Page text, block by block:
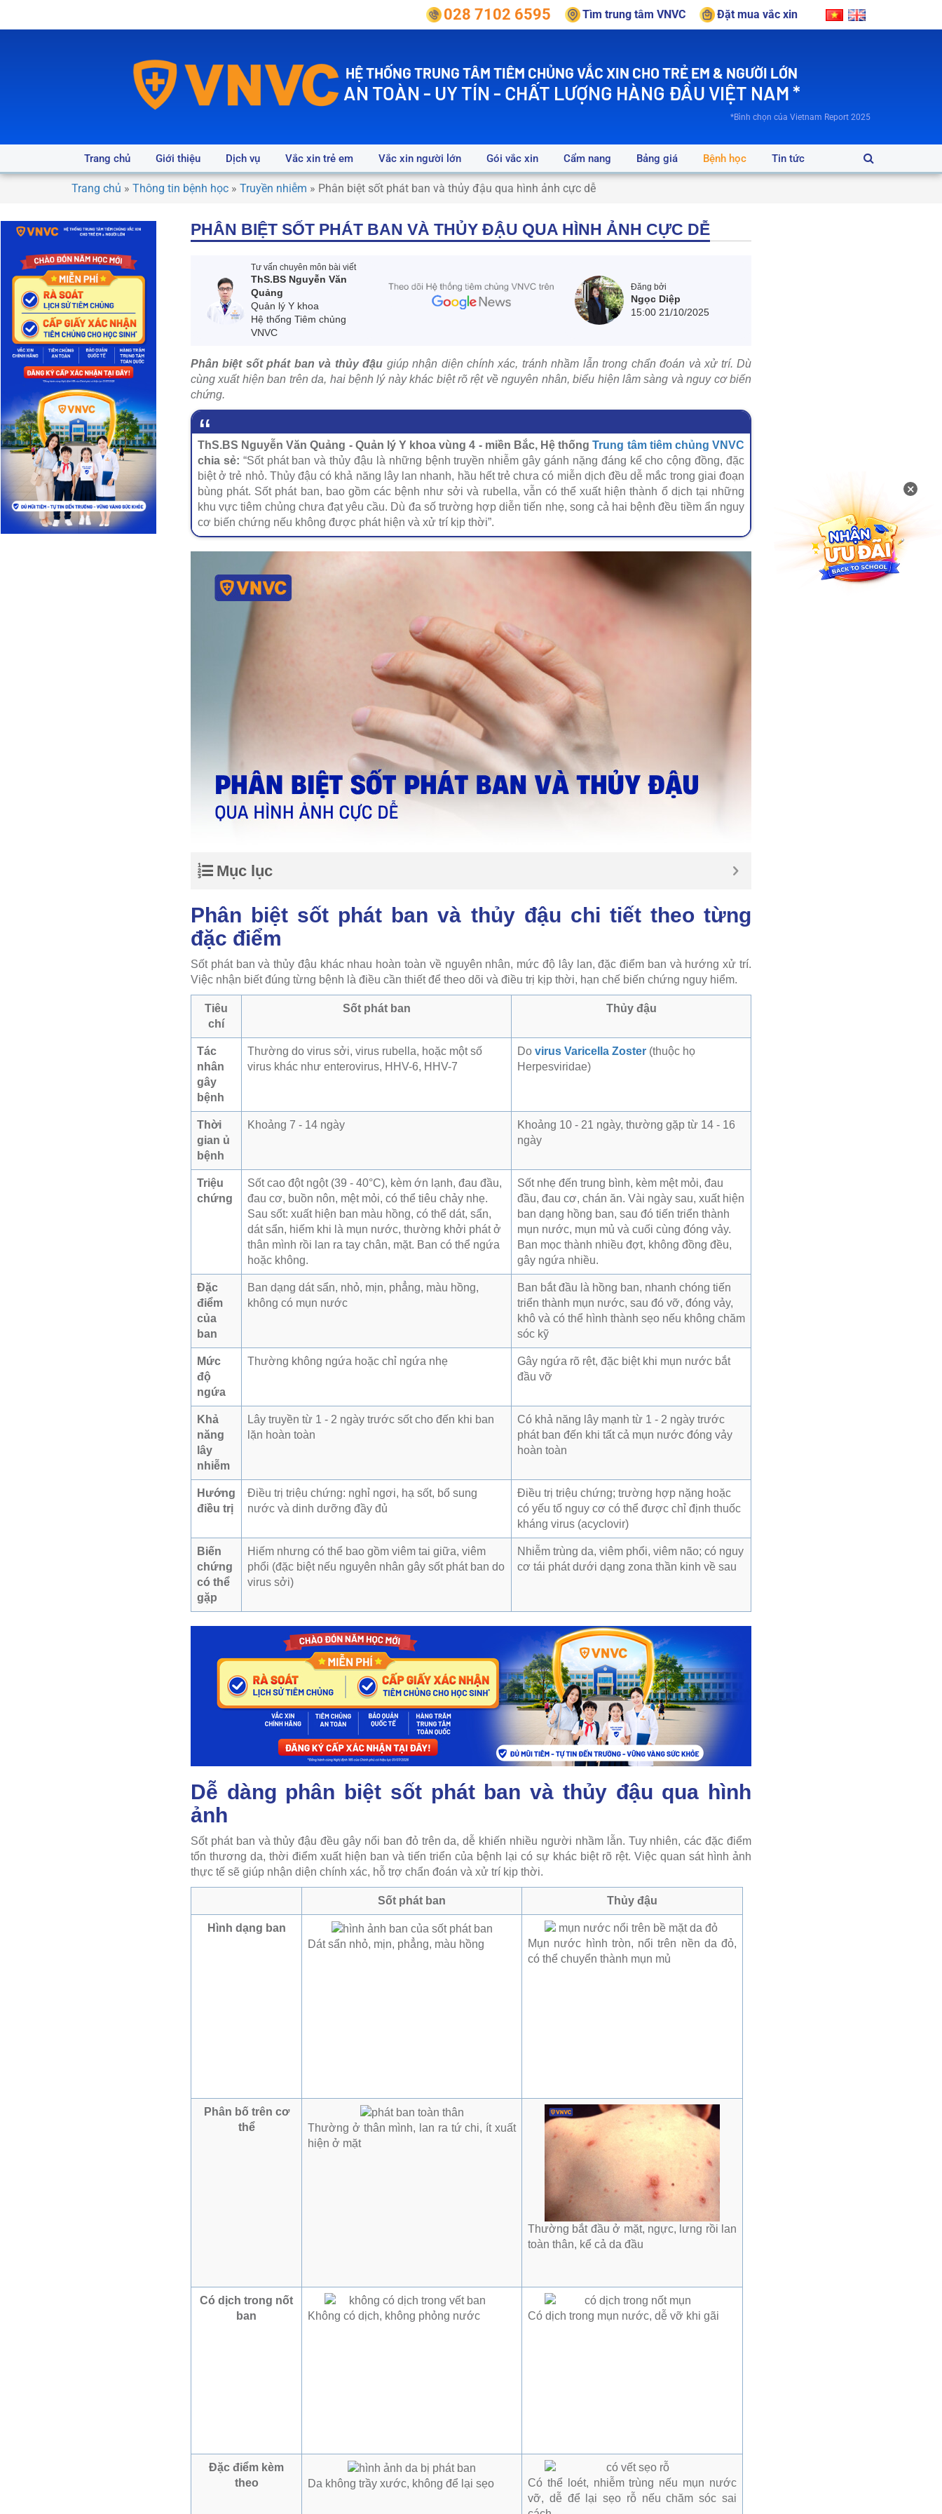
028 7102 6595 Tìm trung tâm VNVC Đặt mua vắc xin
HỆ THỐNG TRUNG TÂM TIÊM CHỦNG VẮC XIN CHO TRẺ EM & NGƯỜI LỚN
AN TOÀN - UY TÍN - CHẤT LƯỢNG HÀNG ĐẦU VIỆT NAM *
*Bình chọn của Vietnam Report 2025
Trang chủ Giới thiệu Dịch vụ Vắc xin trẻ em Vắc xin người lớn Gói vắc xin Cẩm nang Bảng giá Bệnh học Tin tức
Trang chủ » Thông tin bệnh học » Truyền nhiễm » Phân biệt sốt phát ban và thủy đậu qua hình ảnh cực dễ
PHÂN BIỆT SỐT PHÁT BAN VÀ THỦY ĐẬU QUA HÌNH ẢNH CỰC DỄ
Tư vấn chuyên môn bài viết
ThS.BS Nguyễn Văn
Quảng
Quản lý Y khoa
Hệ thống Tiêm chủng
VNVC
Đăng bởi
Ngọc Diệp
15:00 21/10/2025
Phân biệt sốt phát ban và thủy đậu giúp nhận diện chính xác, tránh nhầm lẫn trong chẩn đoán và xử trí. Dù
cùng xuất hiện ban trên da, hai bệnh lý này khác biệt rõ rệt về nguyên nhân, biểu hiện lâm sàng và nguy cơ biến
chứng.
ThS.BS Nguyễn Văn Quảng - Quản lý Y khoa vùng 4 - miền Bắc, Hệ thốngTrung tâm tiêm chủng VNVC
chia sẻ: “Sốt phát ban và thủy đậu là những bệnh truyền nhiễm gây gánh nặng đáng kể cho cộng đồng, đặc
biệt ở trẻ nhỏ. Thủy đậu có khả năng lây lan nhanh, hầu hết trẻ chưa có miễn dịch đều dễ mắc trong giai đoạn
bùng phát. Sốt phát ban, bao gồm các bệnh như sởi và rubella, vẫn có thể xuất hiện thành ổ dịch tại những
khu vực tiêm chủng chưa đạt yêu cầu. Dù đa số trường hợp diễn tiến nhẹ, song cả hai bệnh đều tiềm ẩn nguy
cơ biến chứng nếu không được phát hiện và xử trí kịp thời”.
Mục lục
Phân biệt sốt phát ban và thủy đậu chi tiết theo từng
đặc điểm
Sốt phát ban và thủy đậu khác nhau hoàn toàn về nguyên nhân, mức độ lây lan, đặc điểm ban và hướng xử trí.
Việc nhận biết đúng từng bệnh là điều cần thiết để theo dõi và điều trị kịp thời, hạn chế biến chứng nguy hiểm.
Tiêu
chí
Sốt phát ban Thủy đậu
Tác
nhân
gây
bệnh
Thường do virus sởi, virus rubella, hoặc một số
virus khác như enterovirus, HHV-6, HHV-7
Do virus Varicella Zoster (thuộc họ
Herpesviridae)
Thời
gian ủ
bệnh
Khoảng 7 - 14 ngày
Khoảng 10 - 21 ngày, thường gặp từ 14 - 16
ngày
Triệu
chứng
Sốt cao đột ngột (39 - 40°C), kèm ớn lạnh, đau đầu,
đau cơ, buồn nôn, mệt mỏi, có thể tiêu chảy nhẹ.
Sau sốt: xuất hiện ban màu hồng, có thể dát, sẩn,
dát sẩn, hiếm khi là mụn nước, thường khởi phát ở
thân mình rồi lan ra tay chân, mặt. Ban có thể ngứa
hoặc không.
Sốt nhẹ đến trung bình, kèm mệt mỏi, đau
đầu, đau cơ, chán ăn. Vài ngày sau, xuất hiện
ban dạng hồng ban, sau đó tiến triển thành
mụn nước, mụn mủ và cuối cùng đóng vảy.
Ban mọc thành nhiều đợt, không đồng đều,
gây ngứa nhiều.
Đặc
điểm
của
ban
Ban dạng dát sẩn, nhỏ, mịn, phẳng, màu hồng,
không có mụn nước
Ban bắt đầu là hồng ban, nhanh chóng tiến
triển thành mụn nước, sau đó vỡ, đóng vảy,
khô và có thể hình thành sẹo nếu không chăm
sóc kỹ
Mức
độ
ngứa
Thường không ngứa hoặc chỉ ngứa nhẹ
Gây ngứa rõ rệt, đặc biệt khi mụn nước bắt
đầu vỡ
Khả
năng
lây
nhiễm
Lây truyền từ 1 - 2 ngày trước sốt cho đến khi ban
lặn hoàn toàn
Có khả năng lây mạnh từ 1 - 2 ngày trước
phát ban đến khi tất cả mụn nước đóng vảy
hoàn toàn
Hướng
điều trị
Điều trị triệu chứng: nghỉ ngơi, hạ sốt, bổ sung
nước và dinh dưỡng đầy đủ
Điều trị triệu chứng; trường hợp nặng hoặc
có yếu tố nguy cơ có thể được chỉ định thuốc
kháng virus (acyclovir)
Biến
chứng
có thể
gặp
Hiếm nhưng có thể bao gồm viêm tai giữa, viêm
phổi (đặc biệt nếu nguyên nhân gây sốt phát ban do
virus sởi)
Nhiễm trùng da, viêm phổi, viêm não; có nguy
cơ tái phát dưới dạng zona thần kinh về sau
Dễ dàng phân biệt sốt phát ban và thủy đậu qua hình
ảnh
Sốt phát ban và thủy đậu đều gây nổi ban đỏ trên da, dễ khiến nhiều người nhầm lẫn. Tuy nhiên, các đặc điểm
tổn thương da, thời điểm xuất hiện ban và tiến triển của bệnh lại có sự khác biệt rõ rệt. Việc quan sát hình ảnh
thực tế sẽ giúp nhận diện chính xác, hỗ trợ chẩn đoán và xử trí kịp thời.
Sốt phát ban Thủy đậu
Hình dạng ban
Dát sẩn nhỏ, mịn, phẳng, màu hồng
Mụn nước hình tròn, nổi trên nền da đỏ,
có thể chuyển thành mụn mủ
Phân bố trên cơ
thể
Thường ở thân mình, lan ra tứ chi, ít xuất
hiện ở mặt
Thường bắt đầu ở mặt, ngực, lưng rồi lan
toàn thân, kể cả da đầu
Có dịch trong nốt
ban
Không có dịch, không phỏng nước Có dịch trong mụn nước, dễ vỡ khi gãi
Đặc điểm kèm
theo
Da không trầy xước, không để lại sẹo
Có thể loét, nhiễm trùng nếu mụn nước
vỡ, dễ để lại sẹo rỗ nếu chăm sóc sai
×